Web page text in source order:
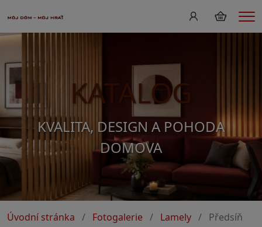
KATALOG
KVALITA, DESIGN A POHODA
DOMOVA
Úvodní stránka Fotogalerie Lamely Předsíň